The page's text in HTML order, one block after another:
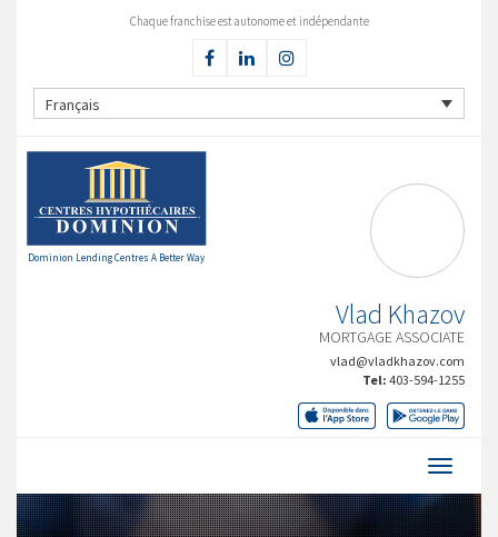
Chaque franchise est autonome et indépendante
Français
Dominion Lending Centres A Better Way
Vlad Khazov
MORTGAGE ASSOCIATE
vlad@vladkhazov.com
Tel: 403-594-1255